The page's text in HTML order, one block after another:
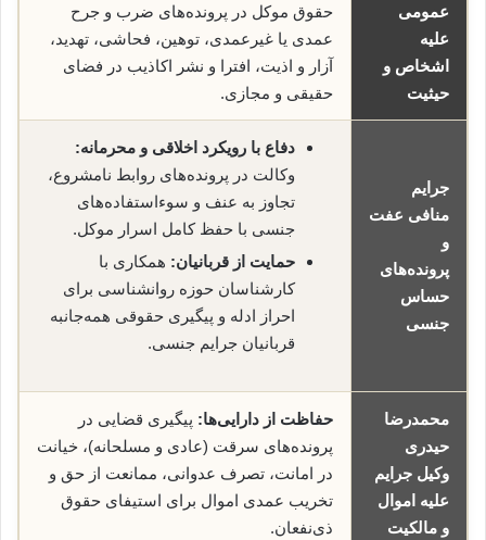
عمومی
علیه
اشخاص و
حیثیت
حقوق موکل در پرونده‌های ضرب و جرح
عمدی یا غیرعمدی، توهین، فحاشی، تهدید،
آزار و اذیت، افترا و نشر اکاذیب در فضای
حقیقی و مجازی.
جرایم
منافی عفت
و
پرونده‌های
حساس
جنسی
دفاع با رویکرد اخلاقی و محرمانه:
وکالت در پرونده‌های روابط نامشروع،
تجاوز به عنف و سوءاستفاده‌های
جنسی با حفظ کامل اسرار موکل.
حمایت از قربانیان: همکاری با
کارشناسان حوزه روانشناسی برای
احراز ادله و پیگیری حقوقی همه‌جانبه
قربانیان جرایم جنسی.
محمدرضا
حیدری
وکیل جرایم
علیه اموال
و مالکیت
حفاظت از دارایی‌ها: پیگیری قضایی در
پرونده‌های سرقت (عادی و مسلحانه)، خیانت
در امانت، تصرف عدوانی، ممانعت از حق و
تخریب عمدی اموال برای استیفای حقوق
ذی‌نفعان.